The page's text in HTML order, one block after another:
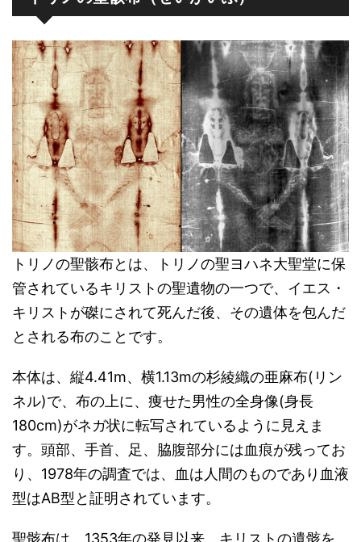
トリノの聖骸布とは、トリノの聖ヨハネ大聖堂に保
管されているキリストの聖遺物の一つで、イエス・
キリストが磔にされて死んだ後、その遺体を包んだ
とされる布のことです。
本体は、縦4.41m、横1.13mの杉綾織の亜麻布(リン
ネル)で、布の上に、痩せた男性の全身像(身長
180cm)がネガ状に転写されているように見えま
す。頭部、手首、足、脇腹部分には血痕が残ってお
り、1978年の調査では、血は人間のものであり血液
型はAB型と証明されています。
聖骸布は、1353年の発見以来、キリストの遺骸を